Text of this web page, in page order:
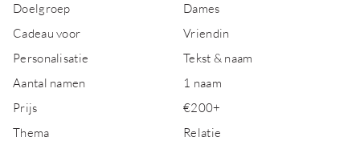
Doelgroep
Dames
Cadeau voor
Vriendin
Personalisatie
Tekst & naam
Aantal namen
1 naam
Prijs
€200+
Thema
Relatie